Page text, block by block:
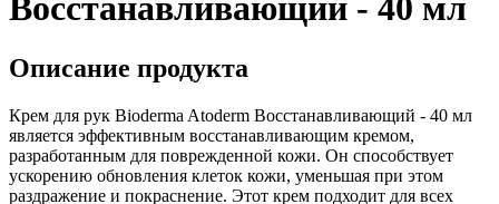
Восстанавливающий - 40 мл
Описание продукта
Крем для рук Bioderma Atoderm Восстанавливающий - 40 мл
является эффективным восстанавливающим кремом,
разработанным для поврежденной кожи. Он способствует
ускорению обновления клеток кожи, уменьшая при этом
раздражение и покраснение. Этот крем подходит для всех